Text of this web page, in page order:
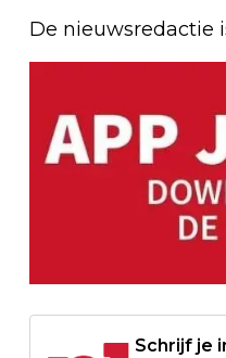
De nieuwsredactie
Schrijf je